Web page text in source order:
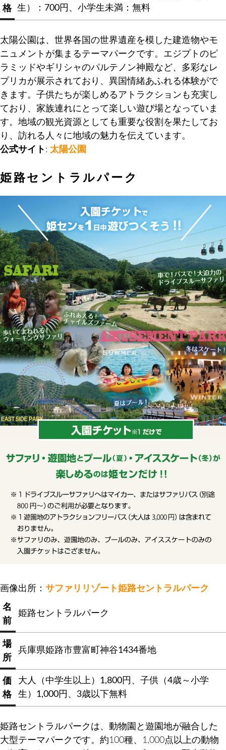
格
生）：700円、小学生未満：無料
太陽公園は、世界各国の世界遺産を模した建造物やモ
ニュメントが集まるテーマパークです。エジプトのピ
ラミッドやギリシャのパルテノン神殿など、多彩なレ
プリカが展示されており、異国情緒あふれる体験がで
きます。子供たちが楽しめるアトラクションも充実し
ており、家族連れにとって楽しい遊び場となっていま
す。地域の観光資源としても重要な役割を果たしてお
り、訪れる人々に地域の魅力を伝えています。
公式サイト : 太陽公園
姫路セントラルパーク
画像出所： サファリリゾート姫路セントラルパーク
名
前
姫路セントラルパーク
場
所
兵庫県姫路市豊富町神谷1434番地
価
格
大人（中学生以上）1,800円、子供（4歳～小学
生）1,000円、3歳以下無料
姫路セントラルパークは、動物園と遊園地が融合した
大型テーマパークです。約100種、1,000点以上の動物